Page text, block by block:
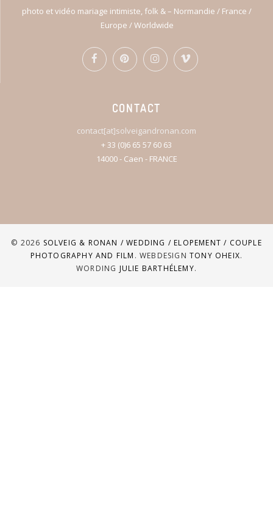
photo et vidéo mariage intimiste, folk & – Normandie / France /
Europe / Worldwide
CONTACT
contact[at]solveigandronan.com
+ 33 (0)6 65 57 60 63
14000 - Caen - FRANCE
© 2026 SOLVEIG & RONAN / WEDDING / ELOPEMENT / COUPLE
PHOTOGRAPHY AND FILM . WEBDESIGNTONY OHEIX.
WORDING JULIE BARTHÉLEMY.